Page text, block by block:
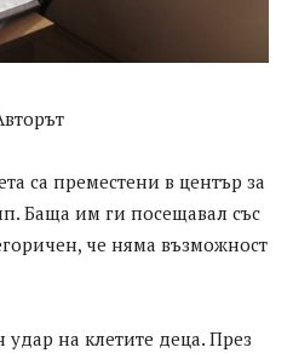
са преместени в център за
Баща им ги посещавал със
че няма възможност
на клетите деца. През